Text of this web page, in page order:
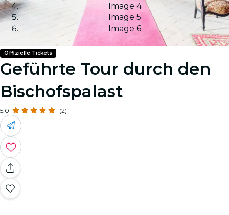
Image 4
Image 5
Image 6
Offizielle Tickets
Geführte Tour durch den
Bischofspalast
5.0 (2)